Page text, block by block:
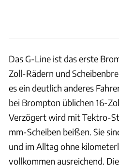
Das G-Line ist das erste
Zoll-Rädern und
es ein deutlich anderes
bei Brompton üblichen 16-
Verzögert wird mit Tektro-
mm-Scheiben beißen. Sie
und im Alltag ohne
vollkommen ausreichend.